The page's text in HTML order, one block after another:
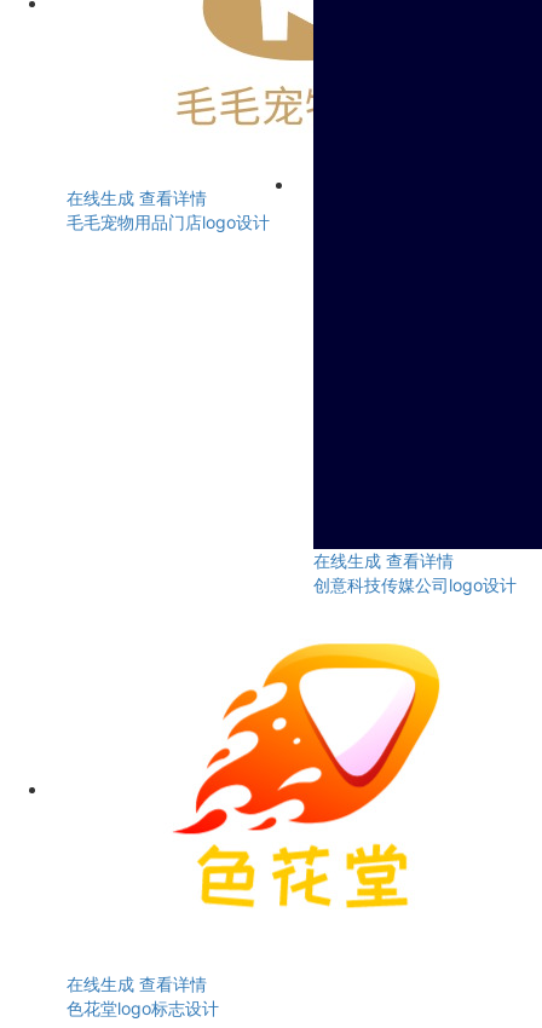
在线生成 查看详情
毛毛宠物用品门店logo设计
在线生成 查看详情
创意科技传媒公司logo设计
在线生成 查看详情
色花堂logo标志设计